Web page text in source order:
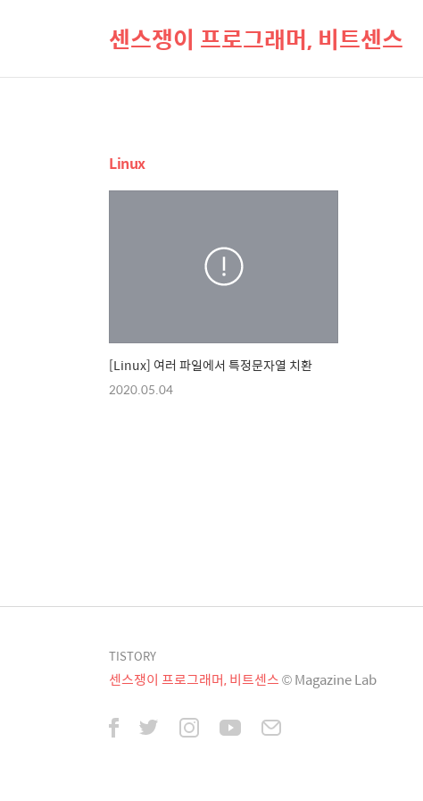
센스쟁이 프로그래머, 비트센스
Linux
[Linux] 여러 파일에서 특정문자열 치환
2020.05.04
TISTORY
센스쟁이 프로그래머, 비트센스© Magazine Lab